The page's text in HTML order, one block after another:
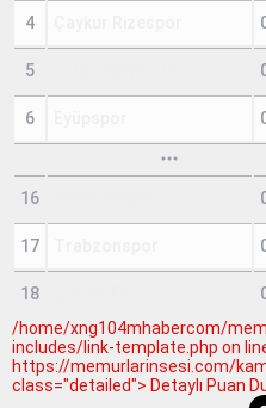
4
5
6
16
17
18
/home/xng104mhabercom/
includes/link-template.php on
https://memurlarinsesi.com/
class="detailed"> Detaylı Puan